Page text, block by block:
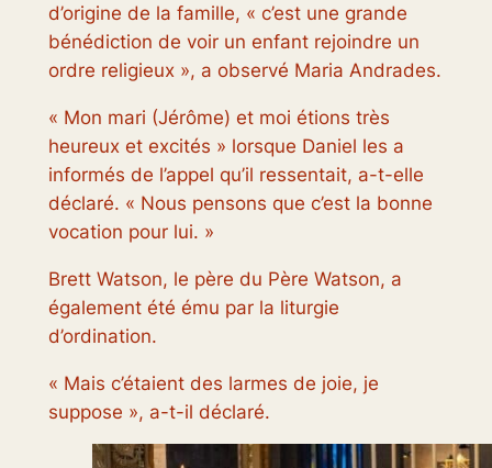
d’origine de la famille, « c’est une grande
bénédiction de voir un enfant rejoindre un
ordre religieux », a observé Maria Andrades.
« Mon mari (Jérôme) et moi étions très
heureux et excités » lorsque Daniel les a
informés de l’appel qu’il ressentait, a-t-elle
déclaré. « Nous pensons que c’est la bonne
vocation pour lui. »
Brett Watson, le père du Père Watson, a
également été ému par la liturgie
d’ordination.
« Mais c’étaient des larmes de joie, je
suppose », a-t-il déclaré.